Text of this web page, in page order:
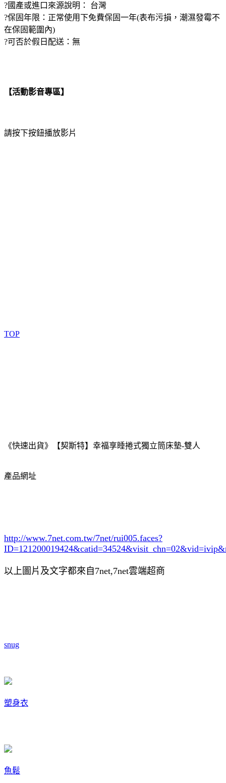
?國產或進口來源說明： 台灣
?保固年限：正常使用下免費保固一年(表布污損，潮濕發霉不
在保固範圍內)
?可否於假日配送：無
【活動影音專區】
請按下按鈕播放影片
TOP
《快速出貨》【契斯特】幸福享睡捲式獨立筒床墊-雙人
產品網址
http://www.7net.com.tw/7net/rui005.faces?
ID=121200019424&catid=34524
以上圖片及文字都來自7net,7net雲端超商
snug
塑身衣
魚鬆